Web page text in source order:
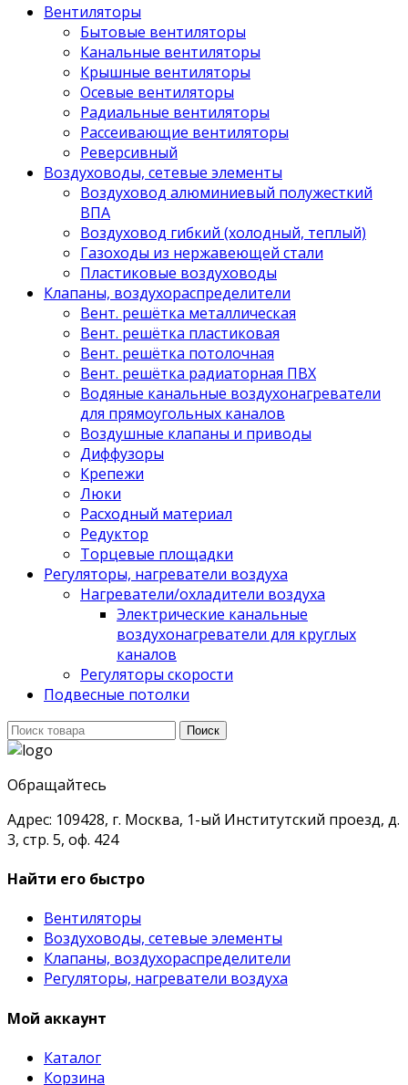
Вентиляторы
Бытовые вентиляторы
Канальные вентиляторы
Крышные вентиляторы
Осевые вентиляторы
Радиальные вентиляторы
Рассеивающие вентиляторы
Реверсивный
Воздуховоды, сетевые элементы
Воздуховод алюминиевый полужесткий
ВПА
Воздуховод гибкий (холодный, теплый)
Газоходы из нержавеющей стали
Пластиковые воздуховоды
Клапаны, воздухораспределители
Вент. решётка металлическая
Вент. решётка пластиковая
Вент. решётка потолочная
Вент. решётка радиаторная ПВХ
Водяные канальные воздухонагреватели
для прямоугольных каналов
Воздушные клапаны и приводы
Диффузоры
Крепежи
Люки
Расходный материал
Редуктор
Торцевые площадки
Регуляторы, нагреватели воздуха
Нагреватели/охладители воздуха
Электрические канальные
воздухонагреватели для круглых
каналов
Регуляторы скорости
Подвесные потолки
Поиск
для:
Поиск
Обращайтесь
Адрес: 109428, г. Москва, 1-ый Институтский проезд, д.
3, стр. 5, оф. 424
Найти его быстро
Вентиляторы
Воздуховоды, сетевые элементы
Клапаны, воздухораспределители
Регуляторы, нагреватели воздуха
Мой аккаунт
Каталог
Корзина